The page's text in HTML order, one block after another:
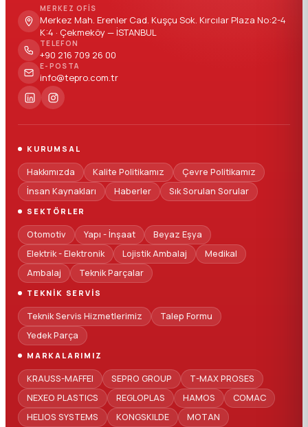
MERKEZ OFIS
Merkez Mah. Erenler Cad. Kuşçu Sok. Kırcılar Plaza No:2-4
K:4 · Çekmeköy — İSTANBUL
TELEFON
+90 216 709 26 00
E-POSTA
info@tepro.com.tr
KURUMSAL
Hakkımızda Kalite Politikamız
Çevre Politikamız
İnsan Kaynakları
Haberler Sık Sorulan Sorular
SEKTÖRLER
Otomotiv Yapı - İnşaat
Beyaz Eşya
Elektrik - Elektronik
Lojistik Ambalaj
Medikal
Ambalaj
Teknik Parçalar
TEKNIK SERVIS
Teknik Servis Hizmetlerimiz
Talep Formu
Yedek Parça
MARKALARIMIZ
KRAUSS-MAFFEI SEPRO GROUP
T-MAX PROSES
NEXEO PLASTICS
REGLOPLAS HAMOS
COMAC
HELIOS SYSTEMS
KONGSKILDE MOTAN